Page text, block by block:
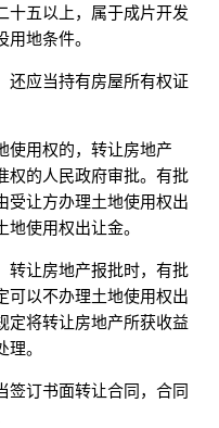
十五以上，属于成片开发
地条件。
还应当持有房屋所有权证
用权的，转让房地产
权的人民政府审批。有批
受让方办理土地使用权出
使用权出让金。
转让房地产报批时，有批
可以不办理土地使用权出
定将转让房地产所获收益
。
订书面转让合同，合同